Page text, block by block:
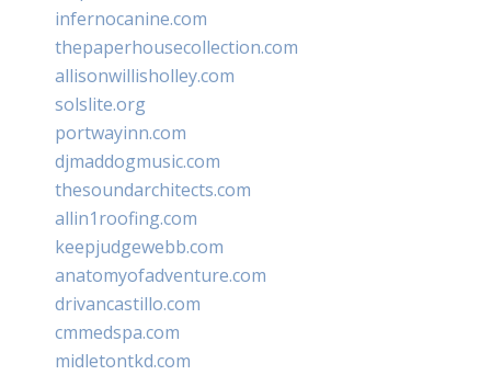
infernocanine.com
thepaperhousecollection.com
allisonwillisholley.com
solslite.org
portwayinn.com
djmaddogmusic.com
thesoundarchitects.com
allin1roofing.com
keepjudgewebb.com
anatomyofadventure.com
drivancastillo.com
cmmedspa.com
midletontkd.com